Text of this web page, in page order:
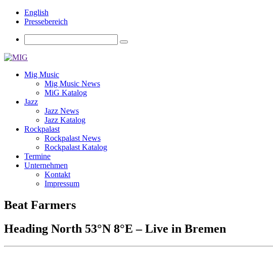
English
Pressebereich
Mig Music
Mig Music News
MiG Katalog
Jazz
Jazz News
Jazz Katalog
Rockpalast
Rockpalast News
Rockpalast Katalog
Termine
Unternehmen
Kontakt
Impressum
Beat Farmers
Heading North 53°N 8°E – Live in Bremen